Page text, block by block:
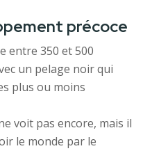
précoce
entre 350 et 500
un pelage noir qui
plus ou moins
voit pas encore, mais il
le monde par le